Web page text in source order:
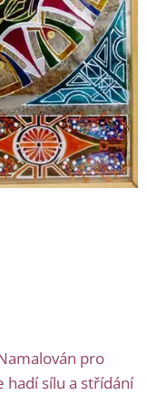
pro
hadí sílu a střídání